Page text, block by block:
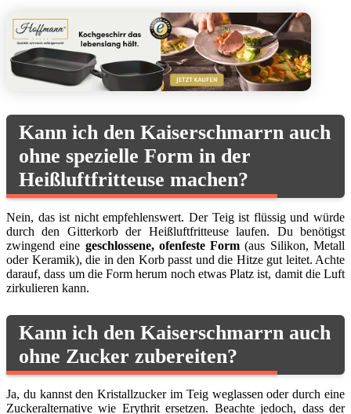
Kann ich den Kaiserschmarrn auch
ohne spezielle Form in der
Heißluftfritteuse machen?
Nein, das ist nicht empfehlenswert. Der Teig ist flüssig und würde
durch den Gitterkorb der Heißluftfritteuse laufen. Du benötigst
zwingend eine geschlossene, ofenfeste Form (aus Silikon, Metall
oder Keramik), die in den Korb passt und die Hitze gut leitet. Achte
darauf, dass um die Form herum noch etwas Platz ist, damit die Luft
zirkulieren kann.
Kann ich den Kaiserschmarrn auch
ohne Zucker zubereiten?
Ja, du kannst den Kristallzucker im Teig weglassen oder durch eine
Zuckeralternative wie Erythrit ersetzen. Beachte jedoch, dass der